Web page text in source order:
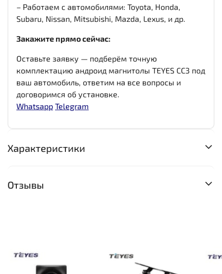
– Работаем с автомобилями: Toyota, Honda,
Subaru, Nissan, Mitsubishi, Mazda, Lexus, и др.
Закажите прямо сейчас:
Оставьте заявку — подберём точную
комплектацию андроид магнитолы TEYES CC3 под
ваш автомобиль, ответим на все вопросы и
договоримся об установке.
Whatsapp Telegram
Характеристики
Отзывы